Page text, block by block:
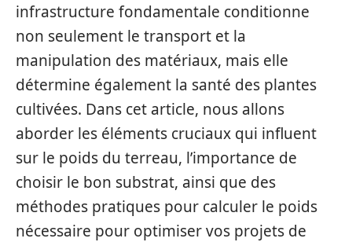
infrastructure fondamentale conditionne
non seulement le transport et la
manipulation des matériaux, mais elle
détermine également la santé des plantes
cultivées. Dans cet article, nous allons
aborder les éléments cruciaux qui influent
sur le poids du terreau, l’importance de
choisir le bon substrat, ainsi que des
méthodes pratiques pour calculer le poids
nécessaire pour optimiser vos projets de